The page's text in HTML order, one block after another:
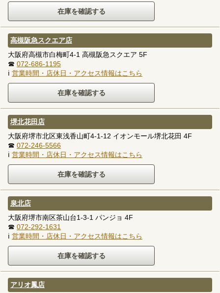
高槻阪急スクエア店
大阪府高槻市白梅町4-1 高槻阪急スクエア 5F
☎ 072-686-1195
ℹ 営業時間・店休日・アクセス情報はこちら
堺北花田店
大阪府堺市北区東浅香山町4-1-12 イオンモール堺北花田 4F
☎ 072-246-5566
ℹ 営業時間・店休日・アクセス情報はこちら
泉北店
大阪府堺市南区茶山台1-3-1 パンジョ 4F
☎ 072-292-1631
ℹ 営業時間・店休日・アクセス情報はこちら
アリオ鳳店